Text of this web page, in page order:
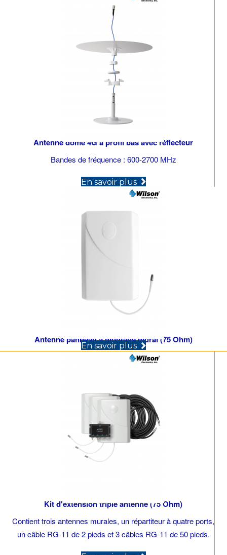
Antenne dôme 4G à profil bas avec réflecteur
Bandes de fréquence : 600-2700 MHz
En savoir plus (opens in new tab)
Antenne panneau à montage mural (75 Ohm)
En savoir plus (opens in new tab)
Kit d'extension triple antenne (75 Ohm)
Contient trois antennes murales, un répartiteur à quatre ports,
un câble RG-11 de 2 pieds et 3 câbles RG-11 de 50 pieds.